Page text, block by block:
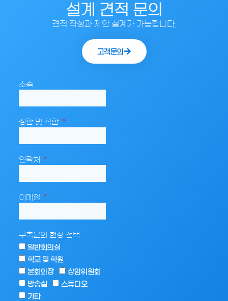
설계 견적 문의
견적 작성과 제안 설계가 가능합니다.
고객문의
소속
성함 및 직함
연락처
이메일
구축문의 현장 선택
일반회의실
학교 및 학원
본회의장
상임위원회
방송실
스튜디오
기타